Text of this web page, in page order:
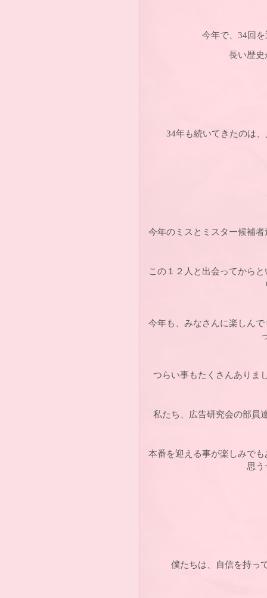
今年で、34回
長い歴史
34年も続いてきたのは
今年のミスとミスター候補
この１２人と出会ってから
今年も、みなさんに楽しん
つらい事もたくさんありま
私たち、広告研究会の部員
本番を迎える事が楽しみで
思う
僕たちは、自信を持っ